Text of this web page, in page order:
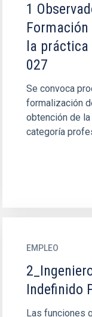
1
la
027
Se convoca
formalización
obtención de
categoría
EMPLEO
Indefinido
Las funciones